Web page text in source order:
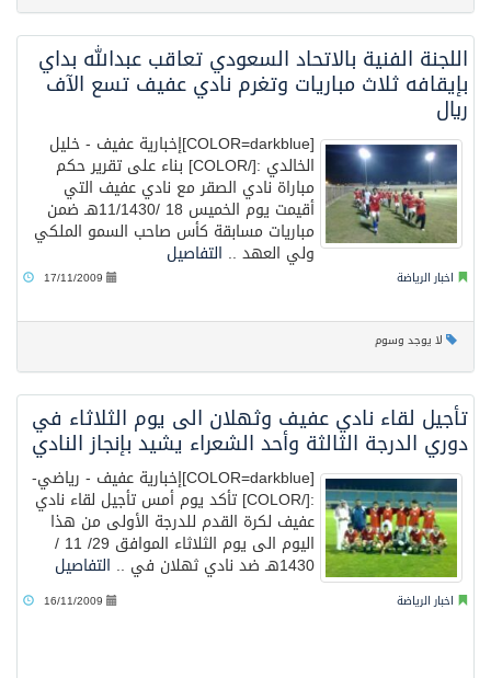
اللجنة الفنية بالاتحاد السعودي تعاقب عبدالله بداي
بإيقافه ثلاث مباريات وتغرم نادي عفيف تسع الآف
ريال
[COLOR=darkblue]إخبارية عفيف - خليل
الخالدي :[/COLOR] بناء على تقرير حكم
مباراة نادي الصقر مع نادي عفيف التي
أقيمت يوم الخميس 18 /11/1430هـ ضمن
مباريات مسابقة كأس صاحب السمو الملكي
ولي العهد .. التفاصيل
اخبار الرياضة 17/11/2009
لا يوجد وسوم
تأجيل لقاء نادي عفيف وثهلان الى يوم الثلاثاء في
دوري الدرجة الثالثة وأحد الشعراء يشيد بإنجاز النادي
[COLOR=darkblue]إخبارية عفيف - رياضي-
:[/COLOR] تأكد يوم أمس تأجيل لقاء نادي
عفيف لكرة القدم للدرجة الأولى من هذا
اليوم الى يوم الثلاثاء الموافق 29/ 11 /
1430هـ ضد نادي ثهلان في .. التفاصيل
اخبار الرياضة 16/11/2009